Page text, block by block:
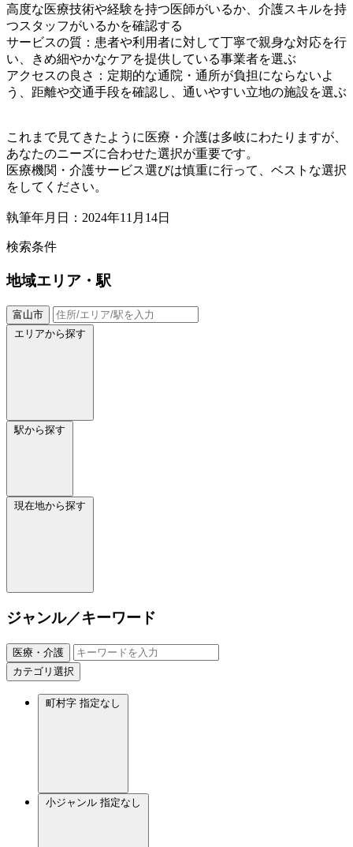
高度な医療技術や経験を持つ医師がいるか、介護スキルを持
つスタッフがいるかを確認する
サービスの質：患者や利用者に対して丁寧で親身な対応を行
い、きめ細やかなケアを提供している事業者を選ぶ
アクセスの良さ：定期的な通院・通所が負担にならないよ
う、距離や交通手段を確認し、通いやすい立地の施設を選ぶ
これまで見てきたように医療・介護は多岐にわたりますが、
あなたのニーズに合わせた選択が重要です。
医療機関・介護サービス選びは慎重に行って、ベストな選択
をしてください。
執筆年月日：2024年11月14日
検索条件
地域エリア・駅
富山市
エリアから探す
駅から探す
現在地から探す
ジャンル／キーワード
医療・介護
カテゴリ選択
町村字 指定なし
小ジャンル 指定なし